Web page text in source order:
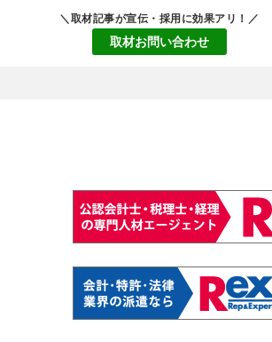
＼取材記事が宣伝・採用に効果アリ！／
取材お問い合わせ